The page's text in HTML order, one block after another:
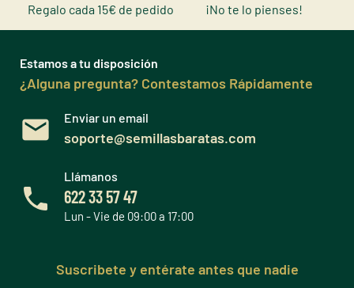
Regalo cada 15€ de pedido ¡No te lo pienses!
Estamos a tu disposición
¿Alguna pregunta? Contestamos Rápidamente
Enviar un email
soporte@semillasbaratas.com
Llámanos
622 33 57 47
Lun - Vie de 09:00 a 17:00
Suscribete y entérate antes que nadie